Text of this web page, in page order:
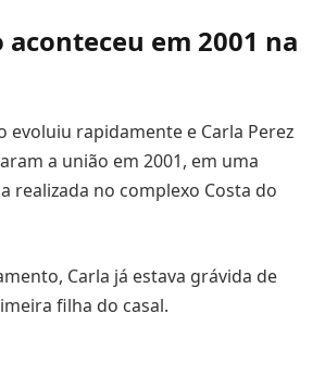
aconteceu em 2001 na
evoluiu rapidamente e Carla Perez
a união em 2001, em uma
realizada no complexo Costa do
Carla já estava grávida de
filha do casal.